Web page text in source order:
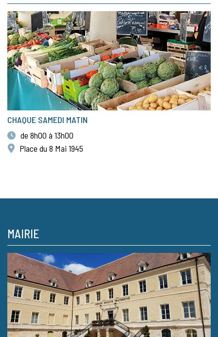
CHAQUE SAMEDI MATIN
de 8h00 à 13h00
Place du 8 Mai 1945
MAIRIE